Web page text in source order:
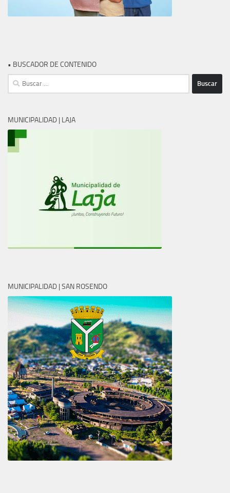
• BUSCADOR DE CONTENIDO
Buscar:
MUNICIPALIDAD | LAJA
MUNICIPALIDAD | SAN ROSENDO